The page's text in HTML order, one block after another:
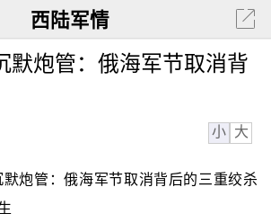
西陆军情
默炮管：俄海军节取消背
小 大
炮管：俄海军节取消背后的三重绞杀